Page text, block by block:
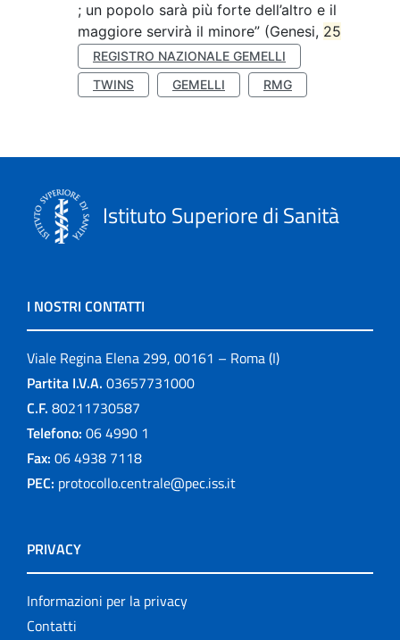
; un popolo sarà più forte dell’altro e il
maggiore servirà il minore” (Genesi, 25
REGISTRO NAZIONALE GEMELLI
TWINS
GEMELLI RMG
Istituto Superiore di Sanità
I NOSTRI CONTATTI
Viale Regina Elena 299, 00161 – Roma (I)
Partita I.V.A. 03657731000
C.F. 80211730587
Telefono: 06 4990 1
Fax: 06 4938 7118
PEC: protocollo.centrale@pec.iss.it
PRIVACY
Informazioni per la privacy
Contatti